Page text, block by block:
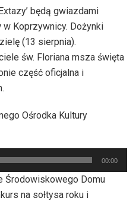
będą gwiazdami
Koprzywnicy. Dożynki
(13 sierpnia).
św. Floriana msza święta
część oficjalna i
Ośrodka Kultury
00:00
Środowiskowego Domu
na sołtysa roku i